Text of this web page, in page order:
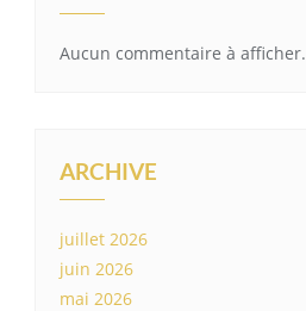
Aucun commentaire à afficher.
ARCHIVE
juillet 2026
juin 2026
mai 2026